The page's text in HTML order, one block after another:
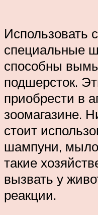
Использовать
специальные
способны
подшерсток.
приобрести в
зоомагазине.
стоит
шампуни, мыло
такие
вызвать у
реакции.